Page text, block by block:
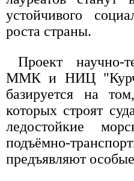
устойчивого
роста страны.
Проект научно-
ММК и НИЦ
базируется на
которых строят
ледостойкие
подъёмно-
предъявляют